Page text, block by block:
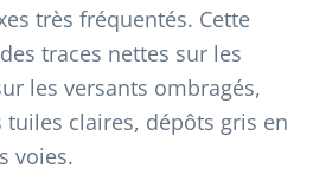
très fréquentés. Cette
traces nettes sur les
les versants ombragés,
claires, dépôts gris en
voies.